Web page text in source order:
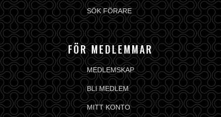
SÖK FÖRARE
FÖR MEDLEMMAR
MEDLEMSKAP
BLI MEDLEM
MITT KONTO